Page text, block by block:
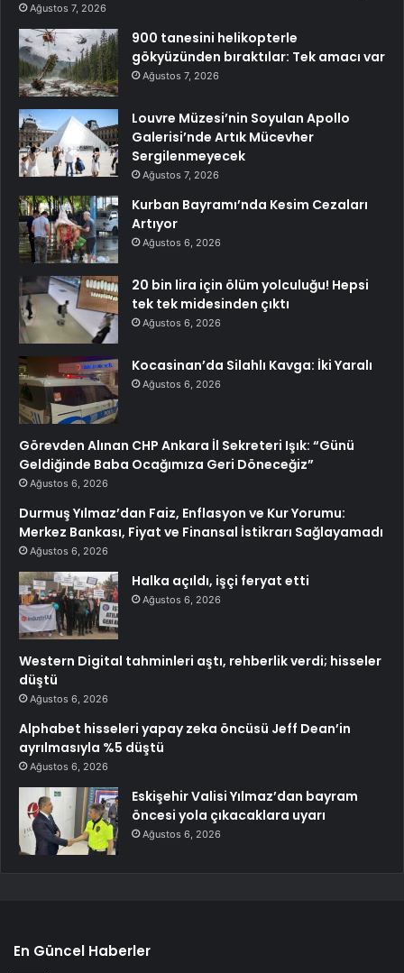
Ağustos 7, 2026
900 tanesini helikopterle
gökyüzünden bıraktılar: Tek amacı var
Ağustos 7, 2026
Louvre Müzesi’nin Soyulan Apollo
Galerisi’nde Artık Mücevher
Sergilenmeyecek
Ağustos 7, 2026
Kurban Bayramı’nda Kesim Cezaları
Artıyor
Ağustos 6, 2026
20 bin lira için ölüm yolculuğu! Hepsi
tek tek midesinden çıktı
Ağustos 6, 2026
Kocasinan’da Silahlı Kavga: İki Yaralı
Ağustos 6, 2026
Görevden Alınan CHP Ankara İl Sekreteri Işık: “Günü
Geldiğinde Baba Ocağımıza Geri Döneceğiz”
Ağustos 6, 2026
Durmuş Yılmaz’dan Faiz, Enflasyon ve Kur Yorumu:
Merkez Bankası, Fiyat ve Finansal İstikrarı Sağlayamadı
Ağustos 6, 2026
Halka açıldı, işçi feryat etti
Ağustos 6, 2026
Western Digital tahminleri aştı, rehberlik verdi; hisseler
düştü
Ağustos 6, 2026
Alphabet hisseleri yapay zeka öncüsü Jeff Dean’in
ayrılmasıyla %5 düştü
Ağustos 6, 2026
Eskişehir Valisi Yılmaz’dan bayram
öncesi yola çıkacaklara uyarı
Ağustos 6, 2026
En Güncel Haberler